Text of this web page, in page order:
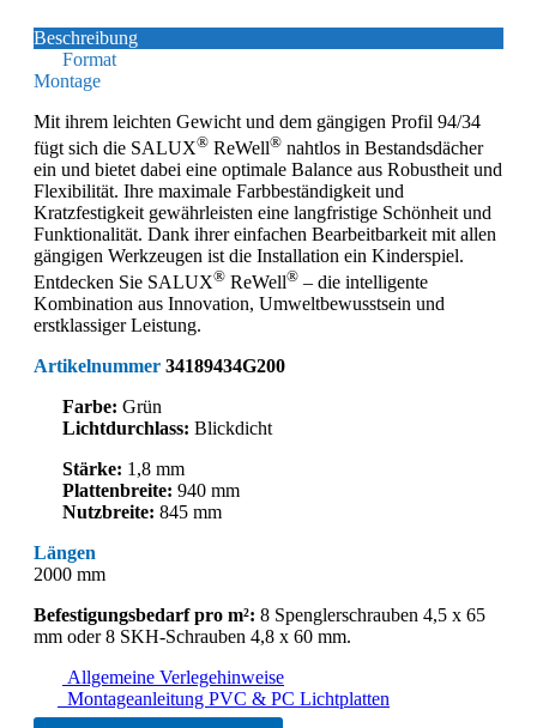
Beschreibung
Format
Montage
Mit ihrem leichten Gewicht und dem gängigen Profil 94/34
fügt sich die SALUX® ReWell® nahtlos in Bestandsdächer
ein und bietet dabei eine optimale Balance aus Robustheit und
Flexibilität. Ihre maximale Farbbeständigkeit und
Kratzfestigkeit gewährleisten eine langfristige Schönheit und
Funktionalität. Dank ihrer einfachen Bearbeitbarkeit mit allen
gängigen Werkzeugen ist die Installation ein Kinderspiel.
Entdecken Sie SALUX® ReWell® – die intelligente
Kombination aus Innovation, Umweltbewusstsein und
erstklassiger Leistung.
Artikelnummer 34189434G200
Farbe: Grün
Lichtdurchlass: Blickdicht
Stärke: 1,8 mm
Plattenbreite: 940 mm
Nutzbreite: 845 mm
Längen
2000 mm
Befestigungsbedarf pro m²: 8 Spenglerschrauben 4,5 x 65
mm oder 8 SKH-Schrauben 4,8 x 60 mm.
Allgemeine Verlegehinweise
Montageanleitung PVC & PC Lichtplatten